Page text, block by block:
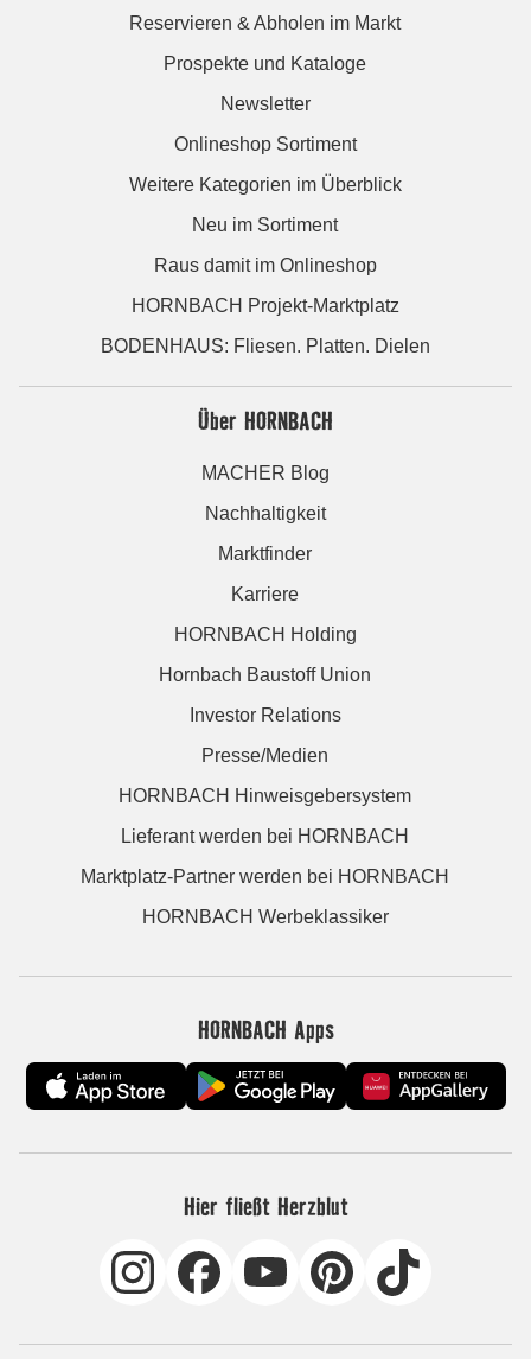
Reservieren & Abholen im Markt
Prospekte und Kataloge
Newsletter
Onlineshop Sortiment
Weitere Kategorien im Überblick
Neu im Sortiment
Raus damit im Onlineshop
HORNBACH Projekt-Marktplatz
BODENHAUS: Fliesen. Platten. Dielen
Über HORNBACH
MACHER Blog
Nachhaltigkeit
Marktfinder
Karriere
HORNBACH Holding
Hornbach Baustoff Union
Investor Relations
Presse/Medien
HORNBACH Hinweisgebersystem
Lieferant werden bei HORNBACH
Marktplatz-Partner werden bei HORNBACH
HORNBACH Werbeklassiker
HORNBACH Apps
Hier fließt Herzblut